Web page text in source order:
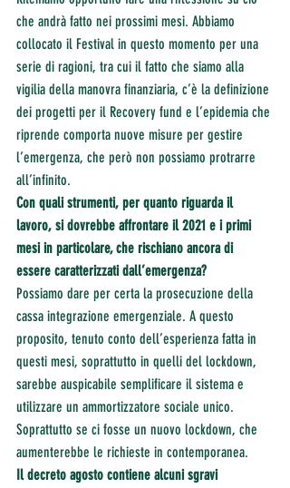
che andrà fatto nei prossimi mesi. Abbiamo
collocato il Festival in questo momento per una
serie di ragioni, tra cui il fatto che siamo alla
vigilia della manovra finanziaria, c’è la definizione
dei progetti per il Recovery fund e l’epidemia che
riprende comporta nuove misure per gestire
l’emergenza, che però non possiamo protrarre
all’infinito.
Con quali strumenti, per quanto riguarda il
lavoro, si dovrebbe affrontare il 2021 e i primi
mesi in particolare, che rischiano ancora di
essere caratterizzati dall’emergenza?
Possiamo dare per certa la prosecuzione della
cassa integrazione emergenziale. A questo
proposito, tenuto conto dell’esperienza fatta in
questi mesi, soprattutto in quelli del lockdown,
sarebbe auspicabile semplificare il sistema e
utilizzare un ammortizzatore sociale unico.
Soprattutto se ci fosse un nuovo lockdown, che
aumenterebbe le richieste in contemporanea.
Il decreto agosto contiene alcuni sgravi